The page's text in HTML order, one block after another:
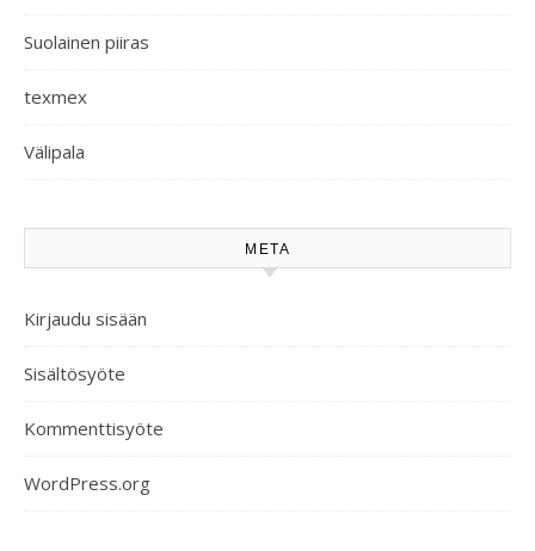
Suolainen piiras
texmex
Välipala
META
Kirjaudu sisään
Sisältösyöte
Kommenttisyöte
WordPress.org